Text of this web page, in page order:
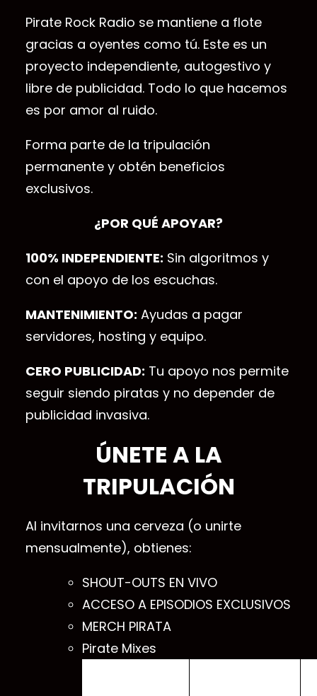
Pirate Rock Radio se mantiene a flote
gracias a oyentes como tú. Este es un
proyecto independiente, autogestivo y
libre de publicidad. Todo lo que hacemos
es por amor al ruido.
Forma parte de la tripulación
permanente y obtén beneficios
exclusivos.
¿POR QUÉ APOYAR?
100% INDEPENDIENTE: Sin algoritmos y
con el apoyo de los escuchas.
MANTENIMIENTO: Ayudas a pagar
servidores, hosting y equipo.
CERO PUBLICIDAD: Tu apoyo nos permite
seguir siendo piratas y no depender de
publicidad invasiva.
ÚNETE A LA
TRIPULACIÓN
Al invitarnos una cerveza (o unirte
mensualmente), obtienes:
SHOUT-OUTS EN VIVO
ACCESO A EPISODIOS EXCLUSIVOS
MERCH PIRATA
Pirate Mixes